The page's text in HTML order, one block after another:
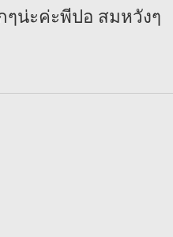
น่ะค่ะพี่ปอ สมหวังๆ